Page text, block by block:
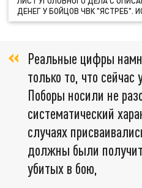
ДЕНЕГ У БОЙЦОВ ЧВК "ЯСТРЕБ".
Реальные цифры
только то, что сейчас
Поборы носили не
систематический
случаях
должны были
убитых в бою,